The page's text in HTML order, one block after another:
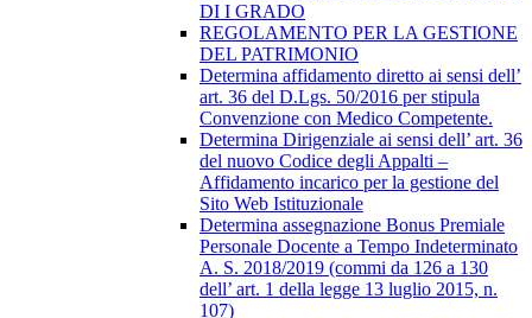
DI I GRADO
REGOLAMENTO PER LA GESTIONE
DEL PATRIMONIO
Determina affidamento diretto ai sensi dell’
art. 36 del D.Lgs. 50/2016 per stipula
Convenzione con Medico Competente.
Determina Dirigenziale ai sensi dell’ art. 36
del nuovo Codice degli Appalti –
Affidamento incarico per la gestione del
Sito Web Istituzionale
Determina assegnazione Bonus Premiale
Personale Docente a Tempo Indeterminato
A. S. 2018/2019 (commi da 126 a 130
dell’ art. 1 della legge 13 luglio 2015, n.
107)